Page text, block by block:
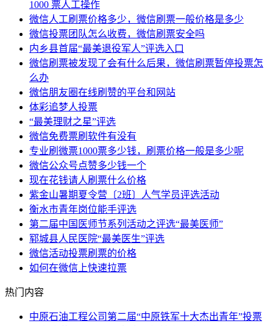
1000 票人工操作
微信人工刷票价格多少，微信刷票一般价格是多少
微信投票团队怎么收费，微信刷票安全吗
内乡县首届“最美退役军人”评选入口
微信刷票被发现了会有什么后果，微信刷票暂停投票怎
么办
微信朋友圈在线刷赞的平台和网站
体彩追梦人投票
“最美理财之星”评选
微信免费票刷软件有没有
专业刷微票1000票多少钱，刷票价格一般是多少呢
微信公众号点赞多少钱一个
现在花钱请人刷票什么价格
紫金山暑期夏令营〔2班〕人气学员评选活动
衡水市青年岗位能手评选
第二届中国医师节系列活动之评选“最美医师”
郓城县人民医院“最美医生”评选
微信活动投票刷票的价格
如何在微信上快速拉票
热门内容
中原石油工程公司第二届“中原铁军十大杰出青年”投票